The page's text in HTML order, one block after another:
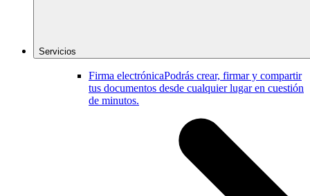
Servicios
Firma electrónicaPodrás crear, firmar y compartir
tus documentos desde cualquier lugar en cuestión
de minutos.